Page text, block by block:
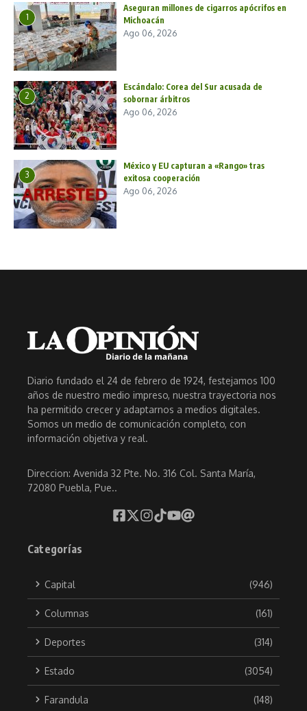
1
Aseguran millones de cigarros apócrifos en
Michoacán
Ago 06, 2026
2
Escándalo: Corea del Sur acusada de
sobornar árbitros
Ago 06, 2026
3
México y EU capturan a «Rango» tras
exitosa cooperación
Ago 06, 2026
Diario fundado el 24 de febrero de 1924, festejamos 100
años de nuestro medio impreso, nuestra trayectoria nos
ha permitido crecer y adaptarnos a medios digitales.
Somos un medio de comunicación completo, con
información objetiva y real.
Direccion: Avenida 32 Pte. No. 316 Col. Santa María,
72080 Puebla, Pue..
Categorías
Capital (946)
Columnas (161)
Deportes (314)
Estado (3054)
Farandula (148)